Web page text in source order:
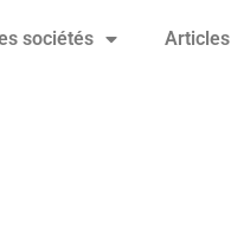
sociétés Articles